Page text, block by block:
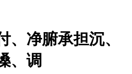
、净腑承担沉、
、调